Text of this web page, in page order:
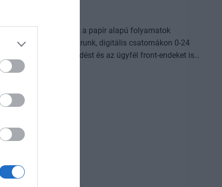
vállalatok működése, a papír alapú folyamatok
ügyekben járunk, digitális csatornákon 0-24
a belső működést és az ügyfél front-endeket is
cselekedni képes AI-ügynökök, illetve az egyes
lehetőséget adnak a cégeknek. MIt kezdünk a
is felforgatja a mesterséges intelligencia? Mire